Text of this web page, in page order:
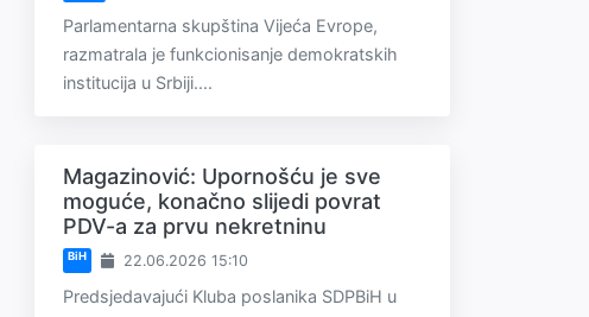
Parlamentarna skupština Vijeća Evrope,
razmatrala je funkcionisanje demokratskih
institucija u Srbiji....
Magazinović: Upornošću je sve
moguće, konačno slijedi povrat
PDV-a za prvu nekretninu
BiH 22.06.2026 15:10
Predsjedavajući Kluba poslanika SDPBiH u